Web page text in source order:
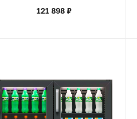
121 898 ₽